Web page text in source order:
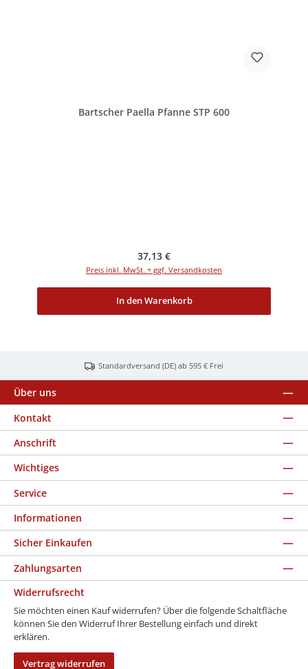
Bartscher Paella Pfanne STP 600
Regulärer Preis:
37,13 €
Preis inkl. MwSt. + ggf. Versandkosten
In den Warenkorb
Standardversand (DE) ab 595 € Frei
Über uns
Kontakt
Anschrift
Wichtiges
Service
Informationen
Sicher Einkaufen
Zahlungsarten
Widerrufsrecht
Sie möchten einen Kauf widerrufen? Über die folgende Schaltfläche
können Sie den Widerruf Ihrer Bestellung einfach und direkt
erklären.
Vertrag widerrufen